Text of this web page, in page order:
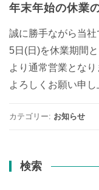
年末年始の休業
誠に勝手ながら当
5日(日)を休業期間
より通常営業とな
よろしくお願い申し
カテゴリー: お知らせ
検索